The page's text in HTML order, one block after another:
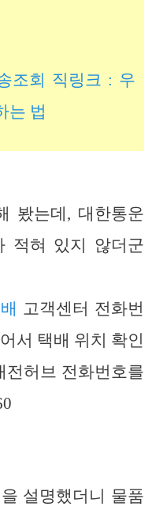
조회 직링크 : 우
는 법
봤는데, 대한통운
적혀 있지 않더군
고객센터 전화번
서 택배 위치 확인
전허브 전화번호를
설명했더니 물품